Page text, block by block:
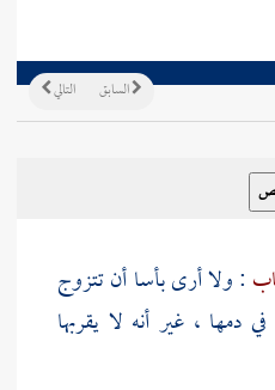
التالي السابق
: ولا أرى بأسا أن تتزوج
، غير أنه لا يقربها